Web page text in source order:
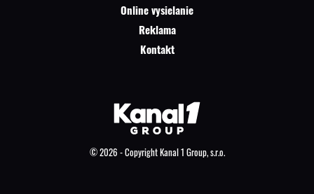
Online vysielanie
Reklama
Kontakt
© 2026 - Copyright Kanal 1 Group, s.r.o.